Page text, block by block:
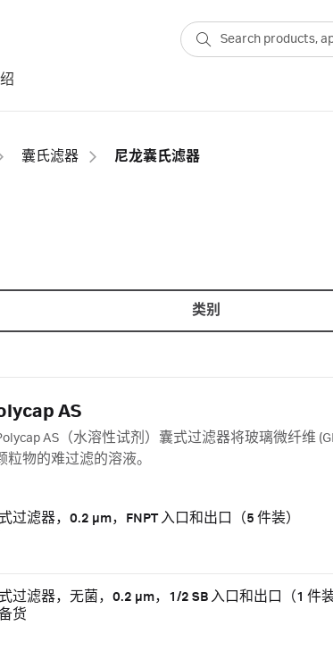
囊氏滤器 尼龙囊氏滤器
类别
AS
AS（水溶性试剂）囊式过滤器将玻璃微纤维
粒物的难过滤的溶液。
过滤器，0.2 μm，FNPT 入口和出口（5 件装）
过滤器，无菌，0.2 μm，1/2 SB 入口和出口（1 件装
货